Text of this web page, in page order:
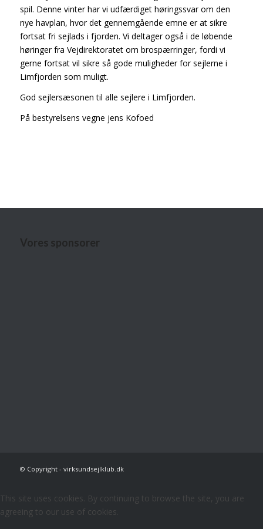
spil. Denne vinter har vi udfærdiget høringssvar om den
nye havplan, hvor det gennemgående emne er at sikre
fortsat fri sejlads i fjorden. Vi deltager også i de løbende
høringer fra Vejdirektoratet om brospærringer, fordi vi
gerne fortsat vil sikre så gode muligheder for sejlerne i
Limfjorden som muligt.
God sejlersæsonen til alle sejlere i Limfjorden.
På bestyrelsens vegne jens Kofoed
Vores sponsorer
© Copyright - virksundsejlklub.dk
This site uses cookies. By continuing to browse the site, you are
agreeing to our use of cookies.